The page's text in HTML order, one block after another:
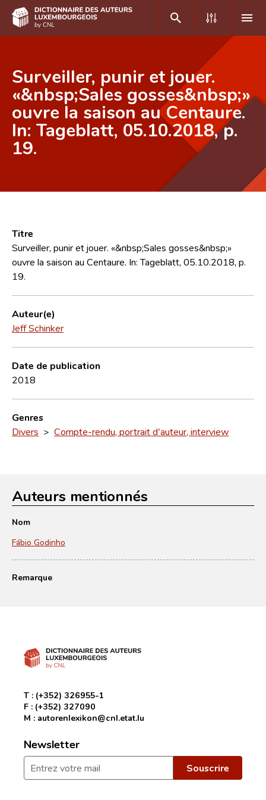
DE FR
Accueil
Auteur(e)s A-Z
Recherche avancée
Équipe scientifique
Contact
Surveiller, punir et jouer.
«&nbsp;Sales gosses&nbsp;»
ouvre la saison au Centaure.
In: Tageblatt, 05.10.2018, p.
19.
Titre
Surveiller, punir et jouer. «&nbsp;Sales gosses&nbsp;»
ouvre la saison au Centaure. In: Tageblatt, 05.10.2018, p.
19.
Auteur(e)
Jeff Schinker
Date de publication
2018
Genres
Divers > Compte-rendu, portrait d'auteur, interview
Auteurs mentionnés
Nom
Fábio Godinho
Remarque
T : (+352) 326955-1
F : (+352) 327090
M : autorenlexikon@cnl.etat.lu
Newsletter